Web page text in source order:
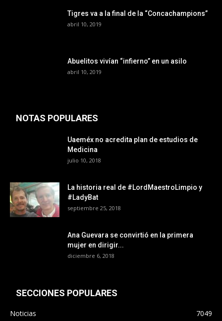
Tigres va a la final de la “Concachampions”
abril 10, 2019
Abuelitos vivían “infierno” en un asilo
abril 10, 2019
NOTAS POPULARES
Uaeméx no acredita plan de estudios de
Medicina
julio 10, 2018
La historia real de #LordMaestroLimpio y
#LadyBat
septiembre 25, 2018
Ana Guevara se convirtió en la primera
mujer en dirigir...
diciembre 6, 2018
SECCIONES POPULARES
Noticias
7049